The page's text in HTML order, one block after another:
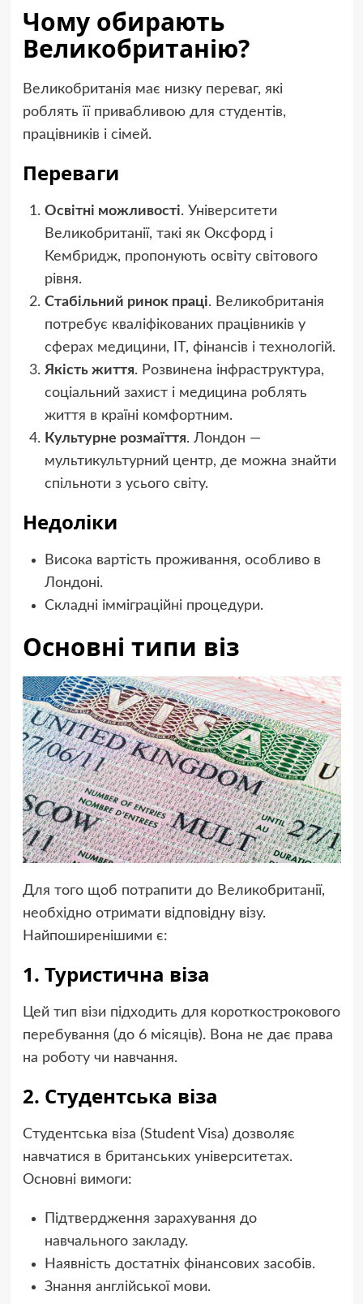
Чому обирають
Великобританію?
Великобританія має низку переваг, які
роблять її привабливою для студентів,
працівників і сімей.
Переваги
Освітні можливості. Університети
Великобританії, такі як Оксфорд і
Кембридж, пропонують освіту світового
рівня.
Стабільний ринок праці. Великобританія
потребує кваліфікованих працівників у
сферах медицини, ІТ, фінансів і технологій.
Якість життя. Розвинена інфраструктура,
соціальний захист і медицина роблять
життя в країні комфортним.
Культурне розмаїття. Лондон —
мультикультурний центр, де можна знайти
спільноти з усього світу.
Недоліки
Висока вартість проживання, особливо в
Лондоні.
Складні імміграційні процедури.
Основні типи віз
Для того щоб потрапити до Великобританії,
необхідно отримати відповідну візу.
Найпоширенішими є:
1. Туристична віза
Цей тип візи підходить для короткострокового
перебування (до 6 місяців). Вона не дає права
на роботу чи навчання.
2. Студентська віза
Студентська віза (Student Visa) дозволяє
навчатися в британських університетах.
Основні вимоги:
Підтвердження зарахування до
навчального закладу.
Наявність достатніх фінансових засобів.
Знання англійської мови.